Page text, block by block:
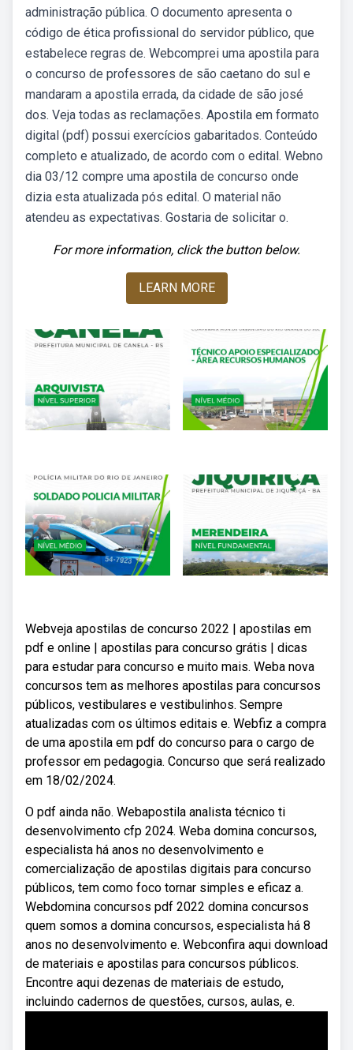
administração pública. O documento apresenta o
código de ética profissional do servidor público, que
estabelece regras de. Webcomprei uma apostila para
o concurso de professores de são caetano do sul e
mandaram a apostila errada, da cidade de são josé
dos. Veja todas as reclamações. Apostila em formato
digital (pdf) possui exercícios gabaritados. Conteúdo
completo e atualizado, de acordo com o edital. Webno
dia 03/12 compre uma apostila de concurso onde
dizia esta atualizada pós edital. O material não
atendeu as expectativas. Gostaria de solicitar o.
For more information, click the button below.
LEARN MORE
Webveja apostilas de concurso 2022 | apostilas em
pdf e online | apostilas para concurso grátis | dicas
para estudar para concurso e muito mais. Weba nova
concursos tem as melhores apostilas para concursos
públicos, vestibulares e vestibulinhos. Sempre
atualizadas com os últimos editais e. Webfiz a compra
de uma apostila em pdf do concurso para o cargo de
professor em pedagogia. Concurso que será realizado
em 18/02/2024.
O pdf ainda não. Webapostila analista técnico ti
desenvolvimento cfp 2024. Weba domina concursos,
especialista há anos no desenvolvimento e
comercialização de apostilas digitais para concurso
públicos, tem como foco tornar simples e eficaz a.
Webdomina concursos pdf 2022 domina concursos
quem somos a domina concursos, especialista há 8
anos no desenvolvimento e. Webconfira aqui download
de materiais e apostilas para concursos públicos.
Encontre aqui dezenas de materiais de estudo,
incluindo cadernos de questões, cursos, aulas, e.